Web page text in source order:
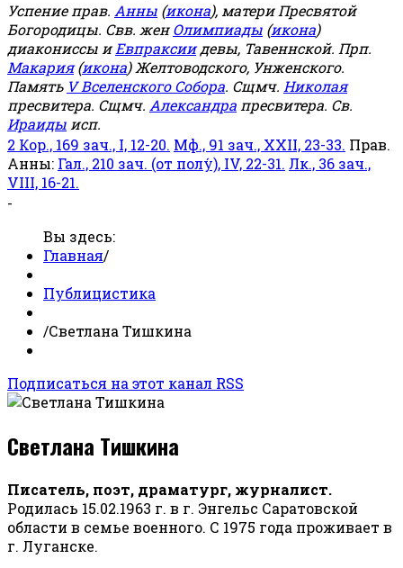
Успение прав. Анны (икона), матери Пресвятой
Богородицы. Свв. женОлимпиады (икона)
диакониссы иЕвпраксиидевы, Тавеннской. Прп.
Макария(икона) Желтоводского, Унженского.
Память V Вселенского Собора. Сщмч. Николая
пресвитера. Сщмч. Александра пресвитера. Св.
Ираиды исп.
2 Кор., 169 зач., I, 12-20. Мф., 91 зач., XXII, 23-33. Прав.
Анны: Гал., 210 зач. (от полу́), IV, 22-31. Лк., 36 зач.,
VIII, 16-21.
-
Вы здесь:
Главная/
Публицистика
/Светлана Тишкина
Подписаться на этот канал RSS
Светлана Тишкина
Писатель, поэт, драматург, журналист.
Родилась 15.02.1963 г. в г. Энгельс Саратовской
области в семье военного. С 1975 года проживает в
г. Луганске.